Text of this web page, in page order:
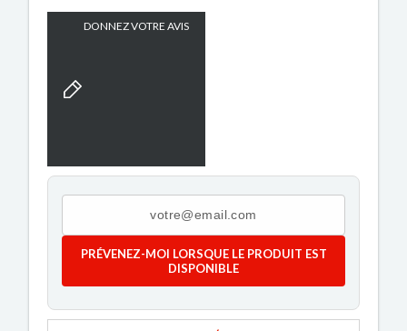
DONNEZ VOTRE AVIS
PRÉVENEZ-MOI LORSQUE LE PRODUIT EST
DISPONIBLE